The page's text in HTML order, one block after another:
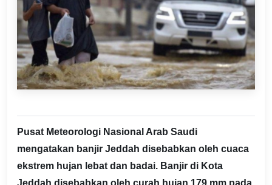
Pusat Meteorologi Nasional Arab Saudi
mengatakan banjir Jeddah disebabkan oleh cuaca
ekstrem hujan lebat dan badai. Banjir di Kota
Jeddah disebabkan oleh curah hujan 179 mm pada